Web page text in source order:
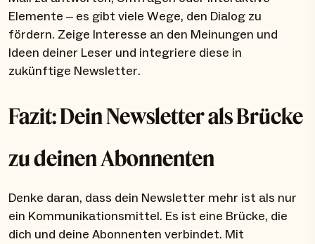
Elemente – es gibt viele Wege, den Dialog zu
fördern. Zeige Interesse an den Meinungen und
Ideen deiner Leser und integriere diese in
zukünftige Newsletter.
Fazit: Dein Newsletter als Brücke
zu deinen Abonnenten
Denke daran, dass dein Newsletter mehr ist als nur
ein Kommunikationsmittel. Es ist eine Brücke, die
dich und deine Abonnenten verbindet. Mit